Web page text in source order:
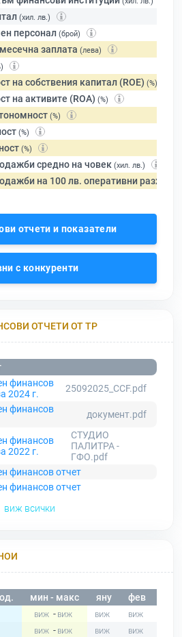
(хил. лв.)
персонал (брой)
заплата (лева)
на собствения капитал (ROE) (%)
на активите (ROA) (%)
(%)
(%)
(%)
средно на човек (хил. лв.)
на 100 лв. оперативни разходи
отчети и показатели
с конкуренти
ОТЧЕТИ ОТ ТР
финансов
2024 г.
25092025_CCF.pdf
финансов
документ.pdf
финансов
2022 г.
СТУДИО
ПАЛИТРА -
ГФО.pdf
финансов отчет
финансов отчет
виж всички
мин - макс яну фев
-
-